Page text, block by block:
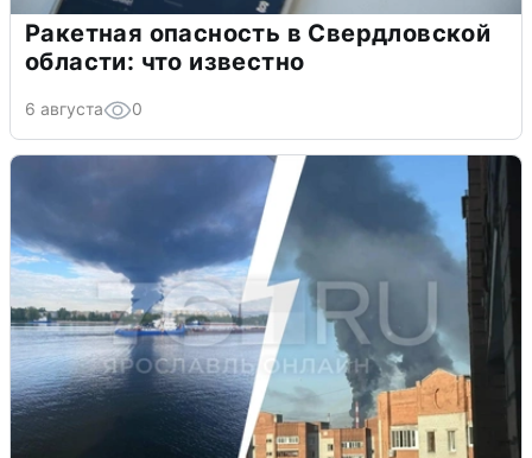
Ракетная опасность в Свердловской
области: что известно
6 августа 0